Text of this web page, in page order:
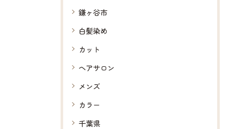
鎌ヶ谷市
白髪染め
カット
ヘアサロン
メンズ
カラー
千葉県